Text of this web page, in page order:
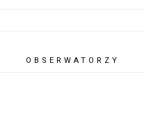
OBSERWATORZY